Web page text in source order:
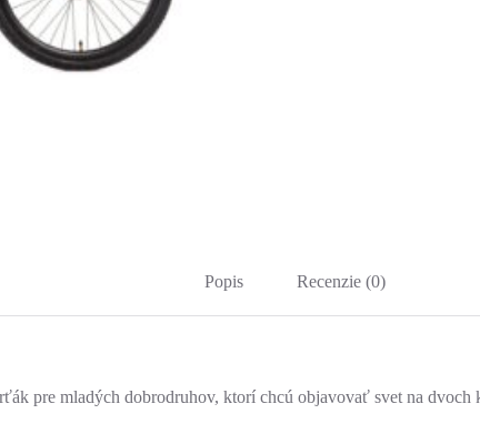
Popis Recenzie (0)
pre mladých dobrodruhov, ktorí chcú objavovať svet na dvoch